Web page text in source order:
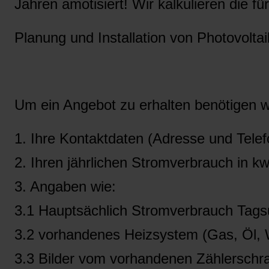
Jahren amotisiert! Wir kalkulieren die
Planung und Installation von
Um ein Angebot zu erhalten benötigen
1. Ihre Kontaktdaten (Adresse und
2. Ihren jährlichen Stromverbrauch in
3. Angaben wie:
3.1 Hauptsächlich Stromverbrauch
3.2 vorhandenes Heizsystem (Gas, Öl,
3.3 Bilder vom vorhandenen